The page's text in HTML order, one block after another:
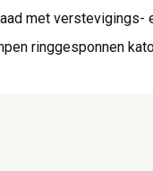
met
ringgesponnen